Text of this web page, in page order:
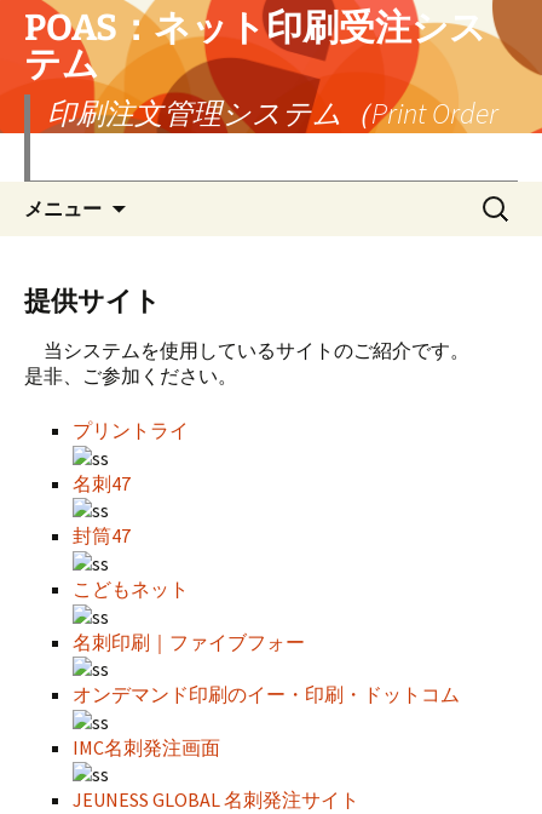
POAS：ネット印刷受注シス
テム
印刷注文管理システム（Print Order
メニュー
テ
ツ
へ
ス
キ
プ
検
索:
提供サイト
当システムを使用しているサイトのご紹介です。
是非、ご参加ください。
プリントライ
名刺47
封筒47
こどもネット
名刺印刷｜ファイブフォー
オンデマンド印刷のイー・印刷・ドットコム
IMC名刺発注画面
JEUNESS GLOBAL 名刺発注サイト